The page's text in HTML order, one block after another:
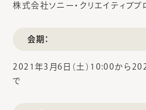
株式会社ソニー・クリエイティブプ
会期：
2021年3月6日（土）10:00から
で